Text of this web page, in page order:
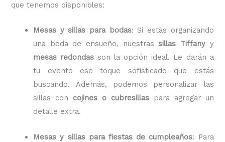
que tenemos disponibles:
Mesas y sillas para bodas: Si estás organizando
una boda de ensueño, nuestrassillas Tiffanyy
mesas redondas son la opción ideal. Le darán a
tu evento ese toque sofisticado que estás
buscando. Además, podemos personalizar las
sillas con cojines o cubresillaspara agregar un
detalle extra.
Mesas y sillas para fiestas de cumpleaños: Para